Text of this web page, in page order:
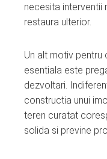
necesita interventii
restaura ulterior.
Un alt motiv
esentiala este
dezvoltari.
constructia unui
teren curatat
solida si previne